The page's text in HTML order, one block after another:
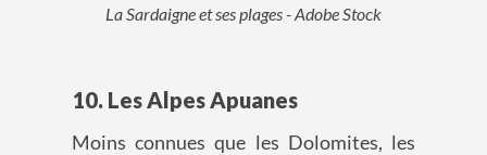
La Sardaigne et ses plages - Adobe Stock
10. Les Alpes Apuanes
Moins connues que les Dolomites, les